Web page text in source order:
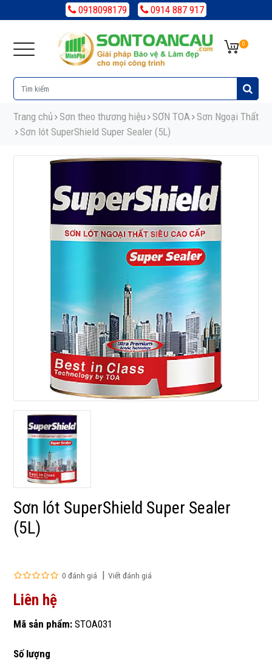
0918098179 0914 887 917
0
Trang chủ Sơn theo thương hiệu SƠN TOA Sơn Ngoại Thất
Sơn lót SuperShield Super Sealer (5L)
Sơn lót SuperShield Super Sealer
(5L)
0 đánh giá Viết đánh giá
Liên hệ
Mã sản phẩm:STOA031
Số lượng